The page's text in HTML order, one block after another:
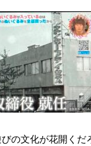
の文化が花開くだ